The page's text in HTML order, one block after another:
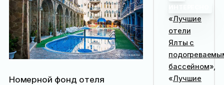
Номерной фонд отеля
«Лучшие
отели
Ялты с
бассейном»,
«Лучшие